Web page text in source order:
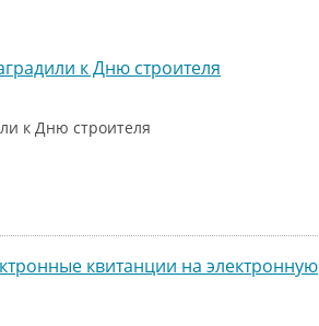
к Дню строителя
к Дню строителя
квитанции на электронную